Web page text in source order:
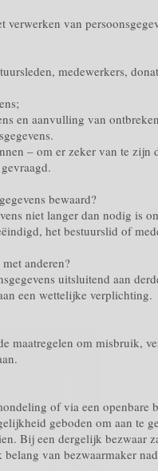
van
medewerkers,
en aanvulling van
– om er zeker van te zijn
bewaard?
niet langer dan nodig is
het bestuurslid of
anderen?
uitsluitend aan
een wettelijke verplichting.
maatregelen om misbruik,
of via een openbare
geboden om aan te
Bij een dergelijk
belang van bezwaarmaker